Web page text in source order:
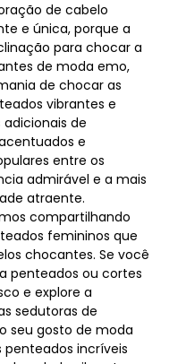
de cabelo
e única, porque a
para chocar a
de moda emo,
de chocar as
vibrantes e
de
e
entre os
admirável e a mais
atraente.
compartilhando
femininos que
chocantes. Se você
penteados ou cortes
e explore a
sedutoras de
seu gosto de moda
incríveis